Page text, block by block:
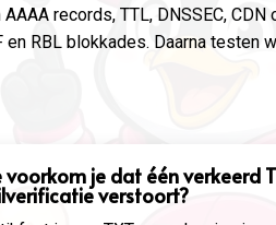
AAAA records, TTL, DNSSEC,
en RBL blokkades. Daarna testen
voorkom je dat één verkeerd
verstoort?